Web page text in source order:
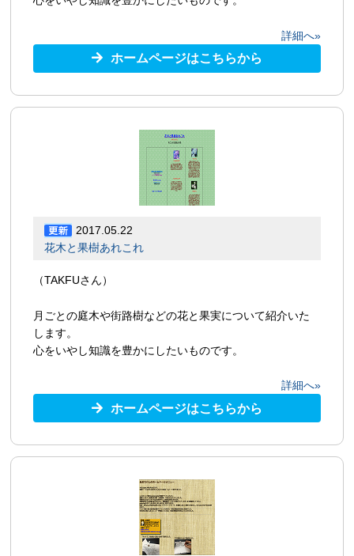
詳細へ»
ホームページはこちらから
2017.05.22
花木と果樹あれこれ
（TAKFUさん）
月ごとの庭木や街路樹などの花と果実について紹介いた
します。
心をいやし知識を豊かにしたいものです。
詳細へ»
ホームページはこちらから